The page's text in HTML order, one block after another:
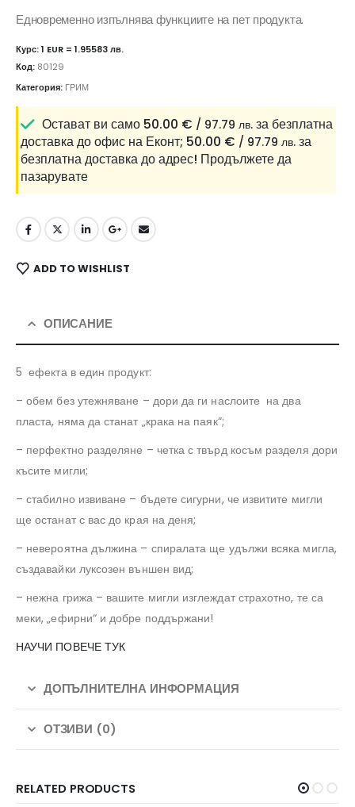
Едновременно изпълнява функциите на пет продукта.
Курс: 1 EUR = 1.95583 лв.
Код: 80129
Категория: ГРИМ
Остават ви само 50.00 € / 97.79 лв. за безплатна
доставка до офис на Еконт; 50.00 € / 97.79 лв. за
безплатна доставка до адрес! Продължете да
пазарувате
ADD TO WISHLIST
ОПИСАНИЕ
5 ефекта в един продукт:
– обем без утежняване – дори да ги наслоите на два
пласта, няма да станат „крака на паяк“;
– перфектно разделяне – четка с твърд косъм разделя дори
късите мигли;
– стабилно извиване – бъдете сигурни, че извитите мигли
ще останат с вас до края на деня;
– невероятна дължина – спиралата ще удължи всяка мигла,
създавайки луксозен външен вид;
– нежна грижа – вашите мигли изглеждат страхотно, те са
меки, „ефирни“ и добре поддържани!
НАУЧИ ПОВЕЧЕ ТУК
ДОПЪЛНИТЕЛНА ИНФОРМАЦИЯ
ОТЗИВИ (0)
RELATED PRODUCTS